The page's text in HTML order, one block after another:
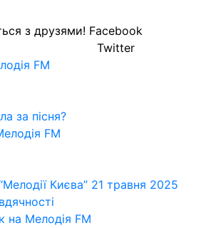
з друзями! Facebook
Twitter
FM
за пісня?
FM
Києва” 21 травня 2025
на Мелодія FM